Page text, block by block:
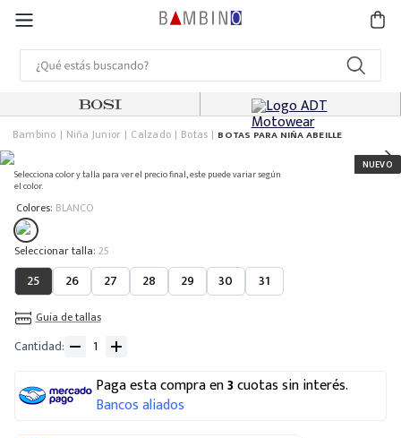
Bambino Niña Junior Calzado Botas BOTAS PARA NIÑA ABEILLE
Selecciona color y talla para ver el precio final, este puede variar según
el color.
Colores: BLANCO
: 25
25 26 27 28 29 30 31
Guia de tallas
Cantidad
Paga esta compra en3cuotas sin interés.
Bancos aliados